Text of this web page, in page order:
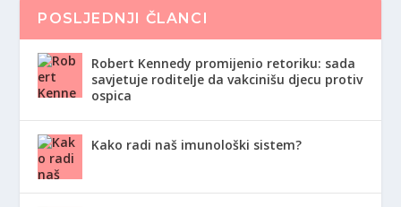
POSLJEDNJI ČLANCI
Robert Kennedy promijenio retoriku: sada
savjetuje roditelje da vakcinišu djecu protiv
ospica
Kako radi naš imunološki sistem?